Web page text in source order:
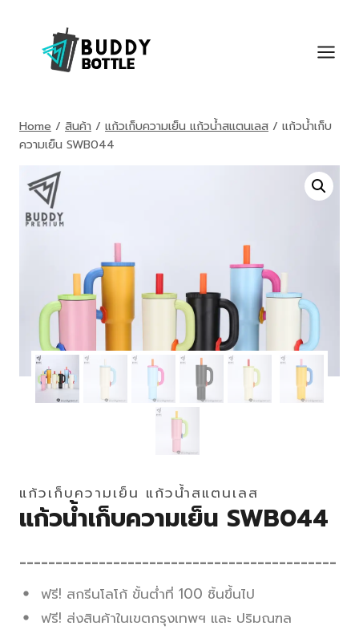
content
Home / สินค้า / แก้วเก็บความเย็น แก้วน้ำสแตนเลส / แก้วน้ำเก็บ
ความเย็น SWB044
แก้วเก็บความเย็น แก้วน้ำสแตนเลส
แก้วน้ำเก็บความเย็น SWB044
____________________________________________
ฟรี! สกรีนโลโก้ ขั้นต่ำที่ 100 ชิ้นขึ้นไป
ฟรี! ส่งสินค้าในเขตกรุงเทพฯ และ ปริมณฑล